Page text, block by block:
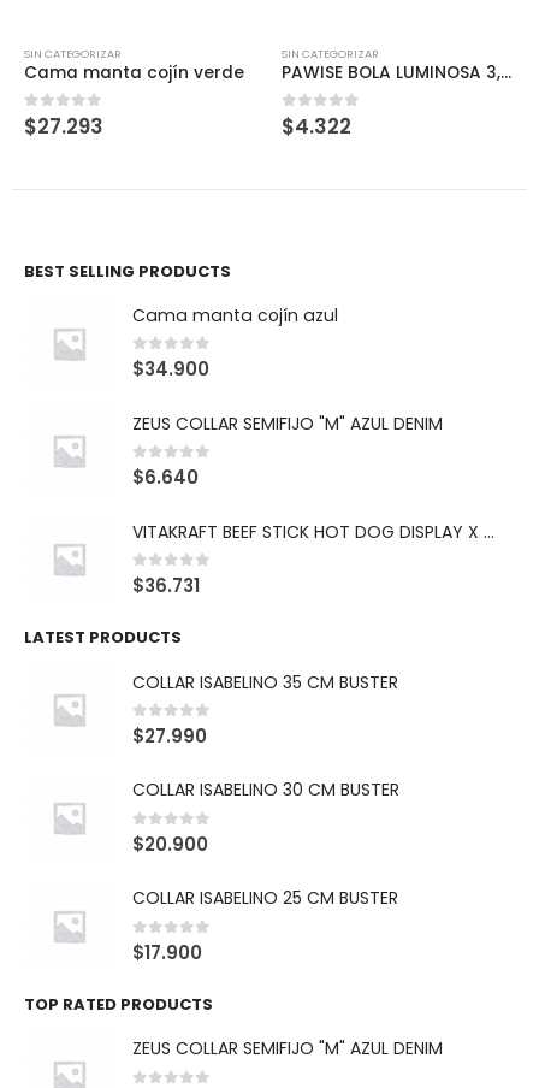
SIN CATEGORIZAR
PAWISE BOLA LUMINOSA 3,5 CM (3)
0 out of 5
$4.322
SIN CATEGORIZAR
VITAKRAFT CAT STICK POLLO Y CAT GRASS
0 out of 5
$40.325
BEST SELLING PRODUCTS
Cama manta cojín azul
0out of 5
$34.900
ZEUS COLLAR SEMIFIJO "M" AZUL DENIM
0out of 5
$6.640
VITAKRAFT BEEF STICK HOT DOG DISPLAY X 10
0out of 5
$36.731
LATEST PRODUCTS
COLLAR ISABELINO 35 CM BUSTER
0out of 5
$27.990
COLLAR ISABELINO 30 CM BUSTER
0out of 5
$20.900
COLLAR ISABELINO 25 CM BUSTER
0out of 5
$17.900
TOP RATED PRODUCTS
ZEUS COLLAR SEMIFIJO "M" AZUL DENIM